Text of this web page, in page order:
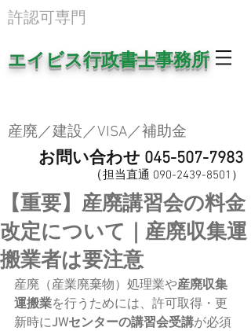
​許認可専門
エイビス行政書士事務所
産廃／建設／VISA／補助金
お問い合わせ 045-507-7983
（担当直通 090-2439-8501 ​）
【重要】産廃講習会の料金
改定について｜産廃収集運
搬業者は要注意
産廃（産業廃棄物）処理業や産廃収集
運搬業を行うためには、許可取得・更
新時にJWセンターの講習会受講が必須